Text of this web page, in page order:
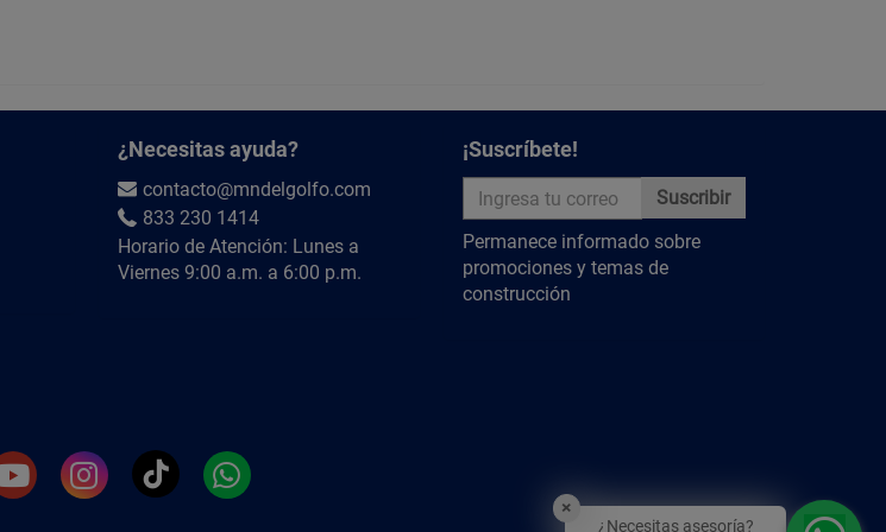
Búscanos en YouTube como @MNdelGolfoTV y descubre más contenido relevante
¿Necesitas ayuda?
contacto@mndelgolfo.com
833 230 1414
Horario de Atención: Lunes a
Viernes 9:00 a.m. a 6:00 p.m.
¡Suscríbete!
Suscribir
Permanece informado sobre
promociones y temas de
construcción
×
¿Necesitas asesoría?